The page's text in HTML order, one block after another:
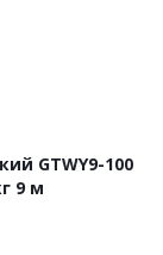
GTWY9-100
9 м